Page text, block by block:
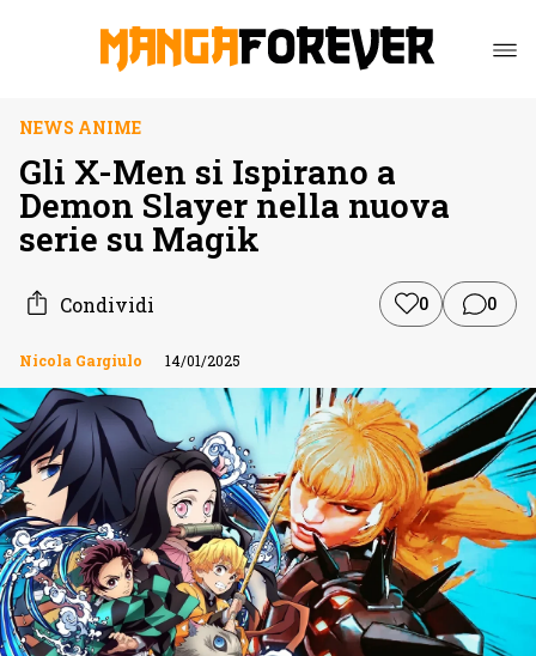
NEWS ANIME
Gli X-Men si Ispirano a
Demon Slayer nella nuova
serie su Magik
Condividi 0 0
Nicola Gargiulo 14/01/2025